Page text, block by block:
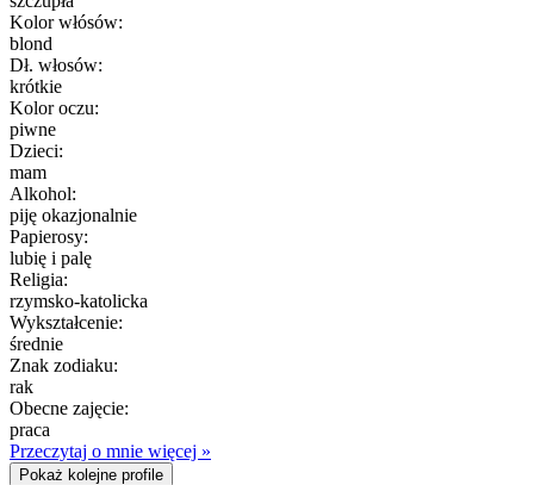
Kolor włósów:
blond
Dł. włosów:
krótkie
Kolor oczu:
piwne
Dzieci:
mam
Alkohol:
piję okazjonalnie
Papierosy:
lubię i palę
Religia:
rzymsko-katolicka
Wykształcenie:
średnie
Znak zodiaku:
rak
Obecne zajęcie:
praca
Przeczytaj o mnie więcej »
Pokaż kolejne profile